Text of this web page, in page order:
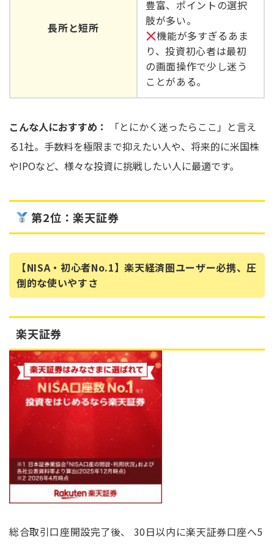
長所と短所
豊富、ポイントの選択
肢が多い。
機能が多すぎるあま
り、投資初心者は最初
の画面操作で少し迷う
ことがある。
こんな人におすすめ：
「とにかく迷ったらここ」と言え
る1社。手数料を極限まで抑えたい人や、将来的に米国株
やIPOなど、様々な投資に挑戦したい人に最適です。
第2位：楽天証券
【NISA・初心者No.1】楽天経済圏ユーザー必携、圧
倒的な使いやすさ
楽天証券
総合取引口座開設完了後、 30日以内に楽天証券口座へ5